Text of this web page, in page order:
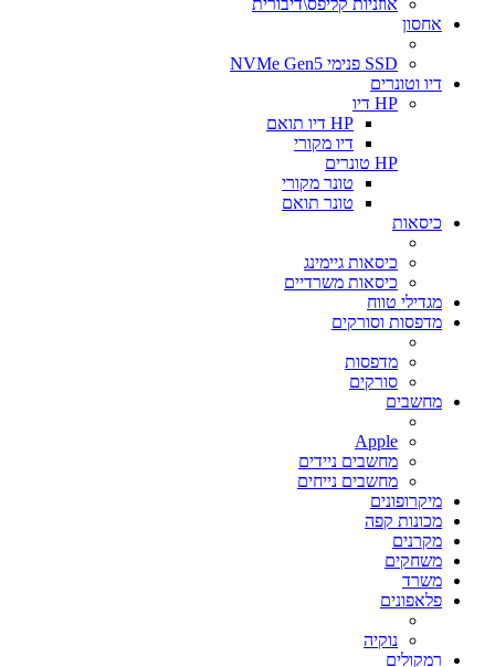
אוזניות קליפס\דיבורית
אחסון
SSD פנימי NVMe Gen5
דיו וטונרים
HP דיו
HP דיו תואם
דיו מקורי
HP טונרים
טונר מקורי
טונר תואם
כיסאות
כיסאות גיימינג
כיסאות משרדיים
מגדילי טווח
מדפסות וסורקים
מדפסות
סורקים
מחשבים
Apple
מחשבים ניידים
מחשבים נייחים
מיקרופונים
מכונות קפה
מקרנים
משחקים
משרד
פלאפונים
נוקיה
רמקולים